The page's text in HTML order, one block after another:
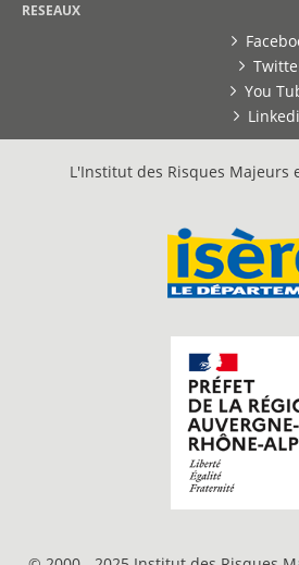
RESEAUX
You
L'Institut des Risques Majeurs